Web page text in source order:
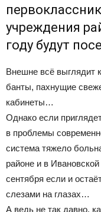
учреждения
году будут
Внешне всё выглядит
банты, пахнущие
кабинеты…
Однако если
в проблемы
система тяжело
районе и в
сентября если и
слезами на глазах…
А ведь не так давно,